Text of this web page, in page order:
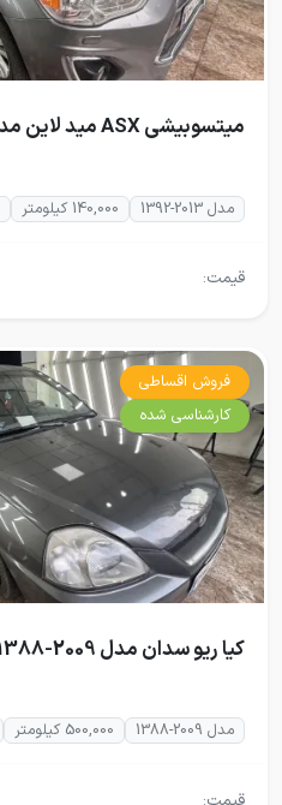
میتسوبیشی ASX مید لاین مدل 2013-1392
مدل 2013-1392 140,000 کیلومتر
قیمت:
فروش اقساطی
کارشناسی شده
کیا ریو سدان مدل 2009-1388
مدل 2009-1388 500,000 کیلومتر